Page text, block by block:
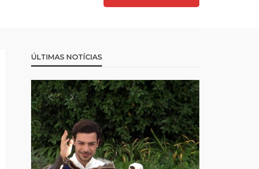
ÚLTIMAS NOTÍCIAS